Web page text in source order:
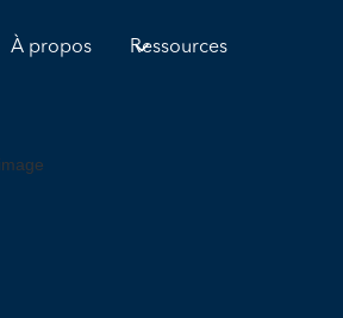
À propos Ressources